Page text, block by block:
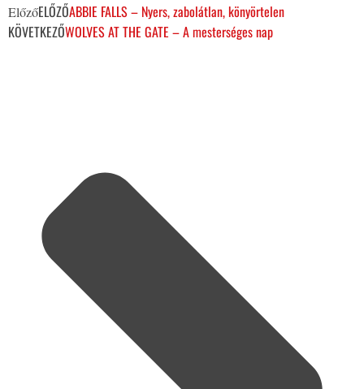
ElőzőELŐZŐABBIE FALLS – Nyers, zabolátlan, könyörtelen
KÖVETKEZŐWOLVES AT THE GATE – A mesterséges nap